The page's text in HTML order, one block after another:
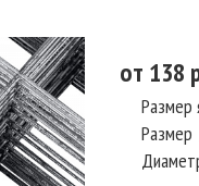
от 138
Размер
Размер